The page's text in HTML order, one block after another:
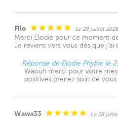
Filo Le 28 juillet 2026
Merci Elodie pour ce moment
Je reviens vers vous dès que
Réponse de Elodie Phybie le
Waouh merci pour votre
positives prenez soin de
Wawa33 Le 28